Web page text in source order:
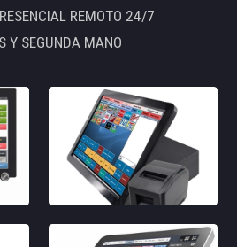
REMOTO 24/7
Y SEGUNDA MANO